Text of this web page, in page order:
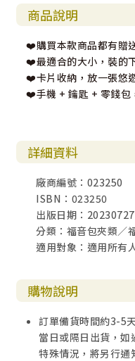
商品說明
❤️購買本款商品都有贈
❤️最適合的大小，裝的
❤️卡片收納，放一張悠
❤️手機 + 鑰匙 + 零錢包
詳細資料
廠商編號：023250
ISBN：023250
出版日期：20230727
分類：福音包夾類／
適用對象：適用所有
購物說明
訂單備貨時間約3-5
當日或隔日出貨，
特殊情況，將另行通